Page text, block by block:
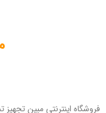
فروشگاه اینترنتی مبین